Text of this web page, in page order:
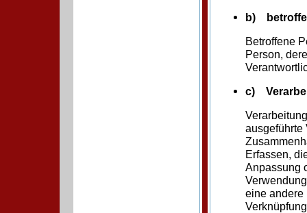
b)
Betroffene
Person,
c)
ausgeführte
Erfassen,
Anpassung
eine andere